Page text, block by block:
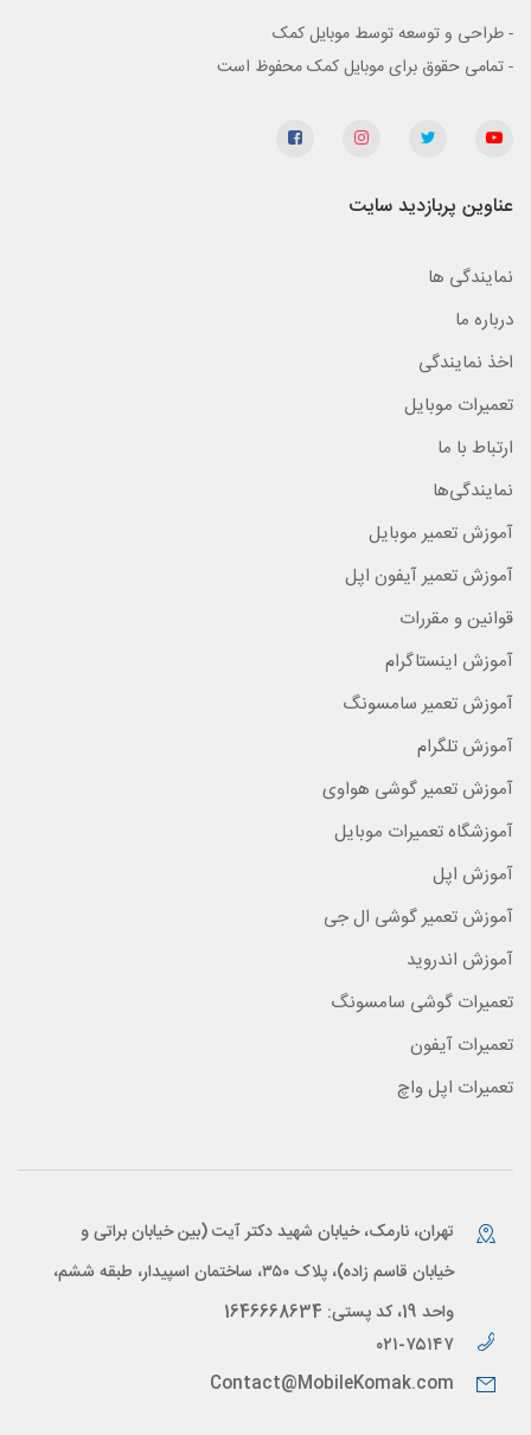
- طراحی و توسعه توسط موبایل کمک
- تمامی حقوق برای موبایل کمک محفوظ است
عناوین پربازدید سایت
نمایندگی ها
درباره ما
اخذ نمایندگی
تعمیرات موبایل
ارتباط با ما
نمایندگی‌ها
آموزش تعمیر موبایل
آموزش تعمیر آیفون اپل
قوانین و مقررات
آموزش اینستاگرام
آموزش تعمیر سامسونگ
آموزش تلگرام
آموزش تعمیر گوشی هواوی
آموزشگاه تعمیرات موبایل
آموزش اپل
آموزش تعمیر گوشی ال جی
آموزش اندروید
تعمیرات گوشی سامسونگ
تعمیرات آیفون
تعمیرات اپل واچ
تهران، نارمک، خیابان شهید دکتر آیت (بین خیابان براتی و
خیابان قاسم زاده)، پلاک ۳۵۰، ساختمان اسپیدار، طبقه ششم،
واحد 19، کد پستی: 1646668634
۰۲۱-۷۵۱۴۷
Contact@MobileKomak.com